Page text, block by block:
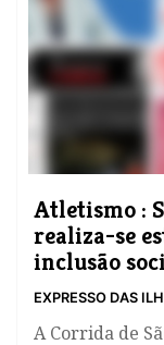
Atletismo :
realiza-se
inclusão
EXPRESSO DAS
A Corrida de